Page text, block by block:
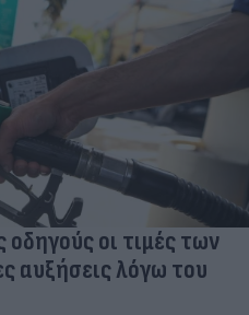
οι τιμές των
αυξήσεις λόγω του